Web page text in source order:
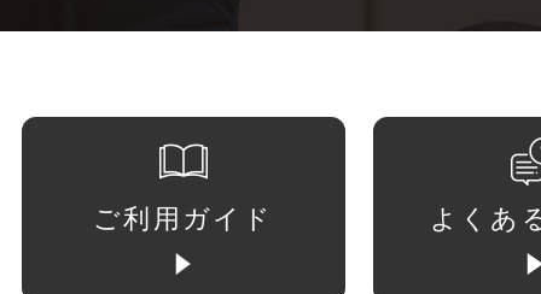
ご利用ガイド よくあ